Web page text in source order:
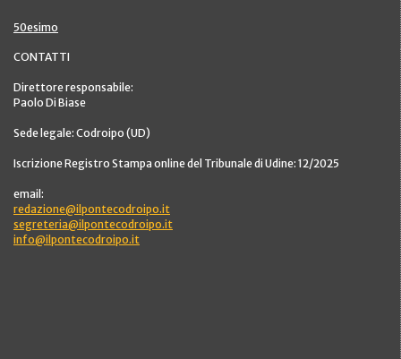
50esimo
CONTATTI
Direttore responsabile:
Paolo Di Biase
Sede legale: Codroipo (UD)
Iscrizione Registro Stampa online del Tribunale di Udine: 12/2025
email:
redazione@ilpontecodroipo.it
segreteria@ilpontecodroipo.it
info@ilpontecodroipo.it